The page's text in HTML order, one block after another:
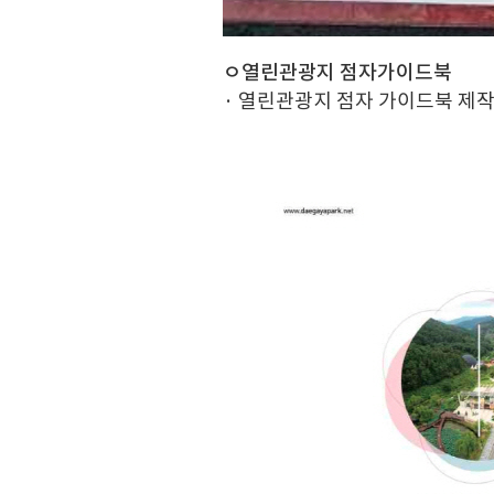
ㅇ열린관광지 점자가이드북
· 열린관광지 점자 가이드북 제